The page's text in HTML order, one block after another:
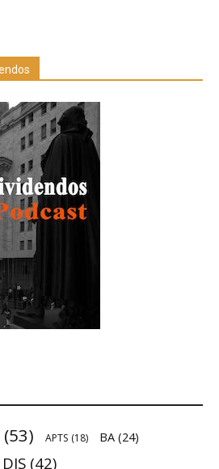
(53) APTS (18) BA (24)
DIS (42)